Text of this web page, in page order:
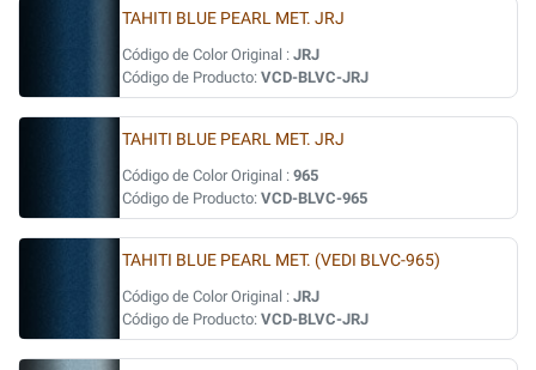
TAHITI BLUE PEARL MET. JRJ
Código de Color Original : JRJ
Código de Producto: VCD-BLVC-JRJ
TAHITI BLUE PEARL MET. JRJ
Código de Color Original : 965
Código de Producto: VCD-BLVC-965
TAHITI BLUE PEARL MET. (VEDI BLVC-965)
Código de Color Original : JRJ
Código de Producto: VCD-BLVC-JRJ